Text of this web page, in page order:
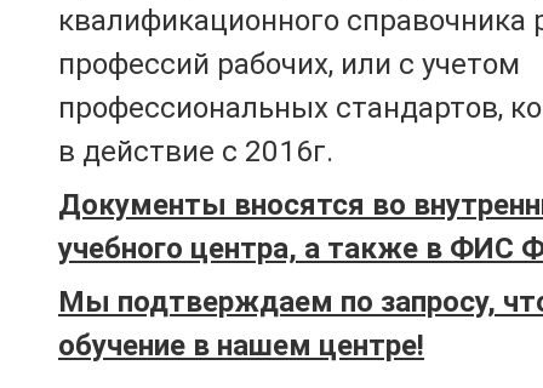
квалификационного справочника
профессий рабочих, или с учетом
профессиональных стандартов,
в действие с 2016г.
Документы вносятся во
учебного центра, а также в ФИС
Мы подтверждаем по запросу,
обучение в нашем центре!